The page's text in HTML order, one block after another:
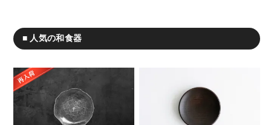
■ 人気の和食器